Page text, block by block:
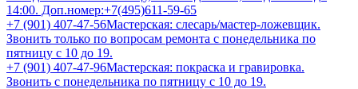
14:00. Доп.номер:+7(495)611-59-65
+7 (901) 407-47-56Мастерская: слесарь/мастер-ложевщик.
Звонить только по вопросам ремонта с понедельника по
пятницу с 10 до 19.
+7 (901) 407-47-96Мастерская: покраска и гравировка.
Звонить с понедельника по пятницу с 10 до 19.